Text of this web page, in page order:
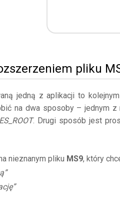
pliku
jedną z aplikacji to
na dwa sposoby – jednym z
. Drugi sposób jest
nieznanym pliku MS9, który